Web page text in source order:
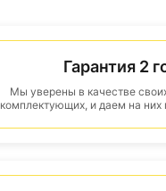
Гарантия 2
Мы уверены в качестве
комплектующих, и даем на них